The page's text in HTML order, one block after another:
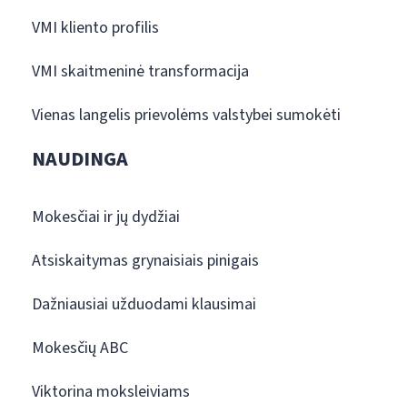
VMI kliento profilis
VMI skaitmeninė transformacija
Vienas langelis prievolėms valstybei sumokėti
NAUDINGA
Mokesčiai ir jų dydžiai
Atsiskaitymas grynaisiais pinigais
Dažniausiai užduodami klausimai
Mokesčių ABC
Viktorina moksleiviams